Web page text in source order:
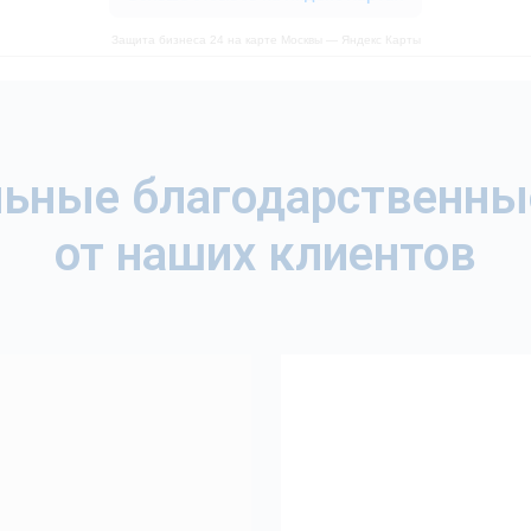
от наших клиентов